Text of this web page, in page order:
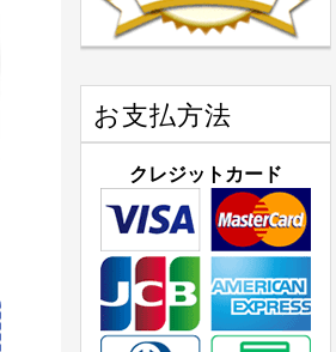
お支払方法
クレジットカード